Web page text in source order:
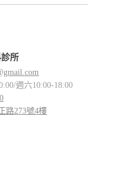
所
週六10:00-18:00
路273號4樓